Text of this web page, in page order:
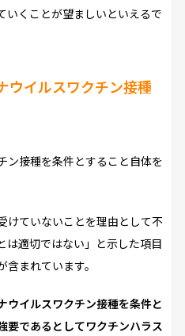
いくことが望ましいといえるで
ウイルスワクチン接種
ン接種を条件とすること自体を
けていないことを理由として不
は適切ではない」と示した項目
まれています。
ウイルスワクチン接種を条件と
要であるとしてワクチンハラス